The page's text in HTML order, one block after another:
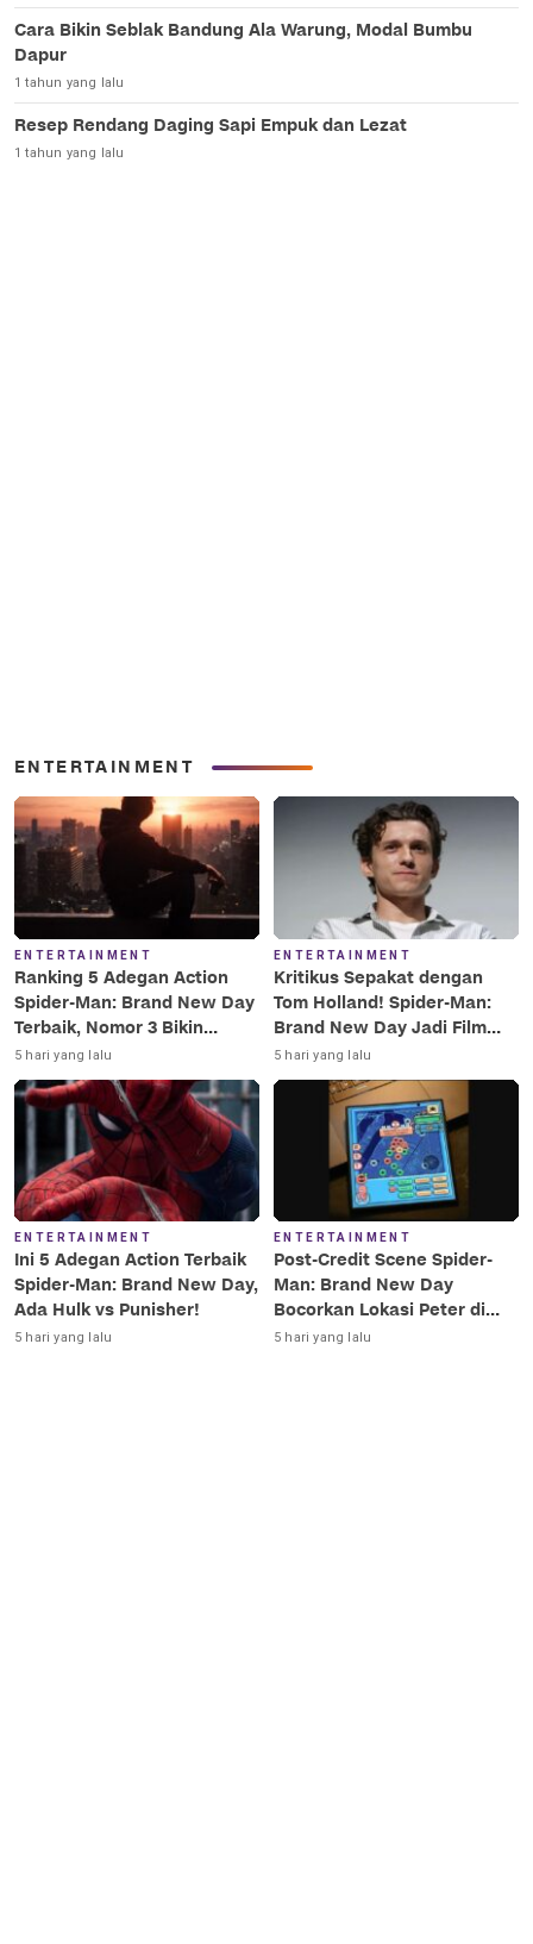
Cara Bikin Seblak Bandung Ala Warung, Modal Bumbu
Dapur
1 tahun yang lalu
Resep Rendang Daging Sapi Empuk dan Lezat
1 tahun yang lalu
ENTERTAINMENT
ENTERTAINMENT
Ranking 5 Adegan Action
Spider-Man: Brand New Day
Terbaik, Nomor 3 Bikin
Terkesima!
5 hari yang lalu
ENTERTAINMENT
Kritikus Sepakat dengan
Tom Holland! Spider-Man:
Brand New Day Jadi Film
Terbaik Era MCU
5 hari yang lalu
ENTERTAINMENT
Ini 5 Adegan Action Terbaik
Spider-Man: Brand New Day,
Ada Hulk vs Punisher!
5 hari yang lalu
ENTERTAINMENT
Post-Credit Scene Spider-
Man: Brand New Day
Bocorkan Lokasi Peter di
Luar Angkasa!
5 hari yang lalu